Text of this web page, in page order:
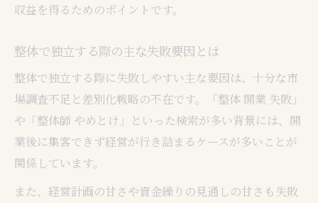
収益を得るためのポイントです。
整体で独立する際の主な失敗要因とは
整体で独立する際に失敗しやすい主な要因は、十分な市
場調査不足と差別化戦略の不在です。「整体 開業 失敗」
や「整体師 やめとけ」といった検索が多い背景には、開
業後に集客できず経営が行き詰まるケースが多いことが
関係しています。
また、経営計画の甘さや資金繰りの見通しの甘さも失敗